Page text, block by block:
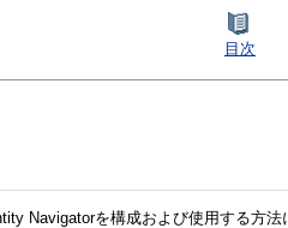
目次
Navigatorを構成および使用する方法